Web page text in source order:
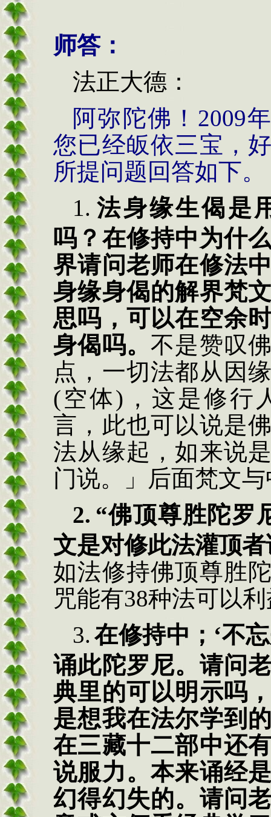
师答：
法正大德：
阿弥陀佛！ 2009
您已经皈依三宝，
所提问题回答如下。
1. 法身缘生偈是
吗？在修持中为什
界请问老师在修法
身缘身偈的解界梵
思吗，可以在空余
身偈吗。不是赞叹
点，一切法都从因
(空体) ，这是修行
言，此也可以说是
法从缘起，如来说
门说。」后面梵文
2. “佛顶尊胜陀罗
文是对修此法灌顶
如法修持佛顶尊胜
咒能有38种法可以
3.在修持中； ‘不
诵此陀罗尼。请问
典里的可以明示吗
是想我在法尔学到
在三藏十二部中还
说服力。本来诵经
幻得幻失的。请问